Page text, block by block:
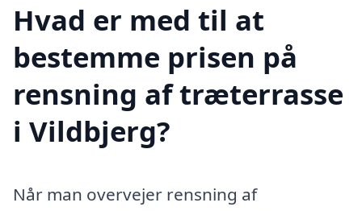
Hvad er med til at
bestemme prisen på
rensning af træterrasse
i Vildbjerg?
Når man overvejer rensning af